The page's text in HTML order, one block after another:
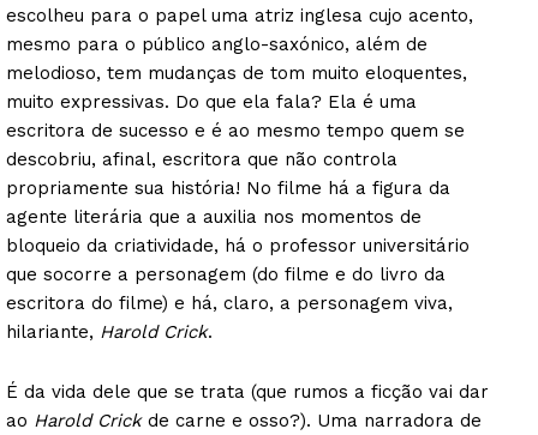
escolheu para o papel uma atriz inglesa cujo acento,
mesmo para o público anglo-saxónico, além de
melodioso, tem mudanças de tom muito eloquentes,
muito expressivas. Do que ela fala? Ela é uma
escritora de sucesso e é ao mesmo tempo quem se
descobriu, afinal, escritora que não controla
propriamente sua história! No filme há a figura da
agente literária que a auxilia nos momentos de
bloqueio da criatividade, há o professor universitário
que socorre a personagem (do filme e do livro da
escritora do filme) e há, claro, a personagem viva,
hilariante, Harold Crick.
É da vida dele que se trata (que rumos a ficção vai dar
ao Harold Crickde carne e osso?). Uma narradora de